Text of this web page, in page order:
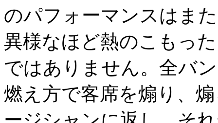
のパフォーマンスはま
異様なほど熱のこもっ
ではありません。全バ
燃え方で客席を煽り、